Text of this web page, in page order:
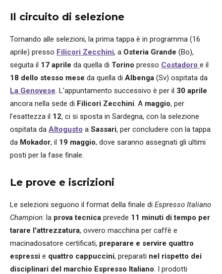
Il circuito di selezione
Tornando alle selezioni, la prima tappa è in programma (16
aprile) presso Filicori Zecchini, a Osteria Grande (Bo),
seguita il 17 aprile da quella di Torino presso Costadoro e il
18 dello stesso mese da quella di Albenga (Sv) ospitata da
La Genovese. L’appuntamento successivo è per il 30 aprile
ancora nella sede di Filicori Zecchini. A maggio, per
l’esattezza il 12, ci si sposta in Sardegna, con la selezione
ospitata da Altogusto a Sassari, per concludere con la tappa
da Mokador, il 19 maggio, dove saranno assegnati gli ultimi
posti per la fase finale.
Le prove e iscrizioni
Le selezioni seguono il format della finale di Espresso Italiano
Champion: la prova tecnica prevede 11 minuti di tempo per
tarare l'attrezzatura, ovvero macchina per caffè e
macinadosatore certificati, preparare e servire quattro
espressi e quattro cappuccini, preparati nel rispetto dei
disciplinari del marchio Espresso Italiano. I prodotti